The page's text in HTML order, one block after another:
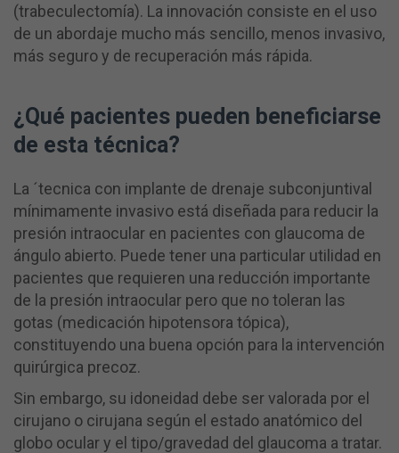
(trabeculectomía). La innovación consiste en el uso
de un abordaje mucho más sencillo, menos invasivo,
más seguro y de recuperación más rápida.
¿Qué pacientes pueden beneficiarse
de esta técnica?
La ´tecnica con implante de drenaje subconjuntival
mínimamente invasivo está diseñada para reducir la
presión intraocular en pacientes con glaucoma de
ángulo abierto. Puede tener una particular utilidad en
pacientes que requieren una reducción importante
de la presión intraocular pero que no toleran las
gotas (medicación hipotensora tópica),
constituyendo una buena opción para la intervención
quirúrgica precoz.
Sin embargo, su idoneidad debe ser valorada por el
cirujano o cirujana según el estado anatómico del
globo ocular y el tipo/gravedad del glaucoma a tratar.